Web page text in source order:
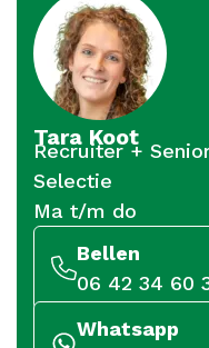
Tara Koot
Recruiter +
Selectie
Ma t/m do
Bellen
06 42 34 60
Whatsapp